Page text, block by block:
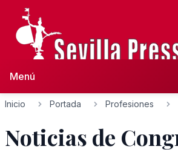
Menú
Inicio Portada Profesiones
Noticias de